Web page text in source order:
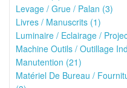
Levage / Grue / Palan (3)
Livres / Manuscrits (1)
Luminaire / Eclairage /
Machine Outils / Outillage
Manutention (21)
Matériel De Bureau /